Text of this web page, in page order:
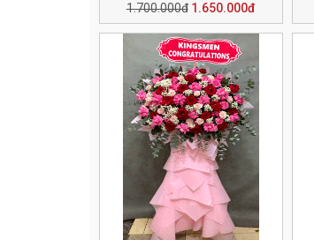
1.700.000đ 1.650.000đ